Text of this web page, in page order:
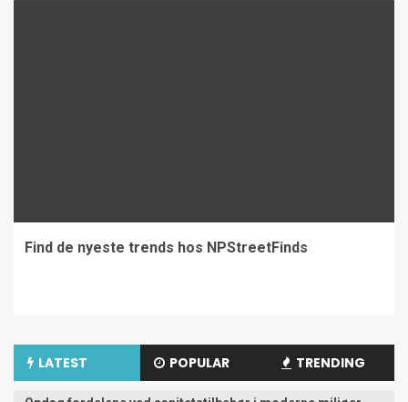
Find de nyeste trends hos NPStreetFinds
LATEST POPULAR TRENDING